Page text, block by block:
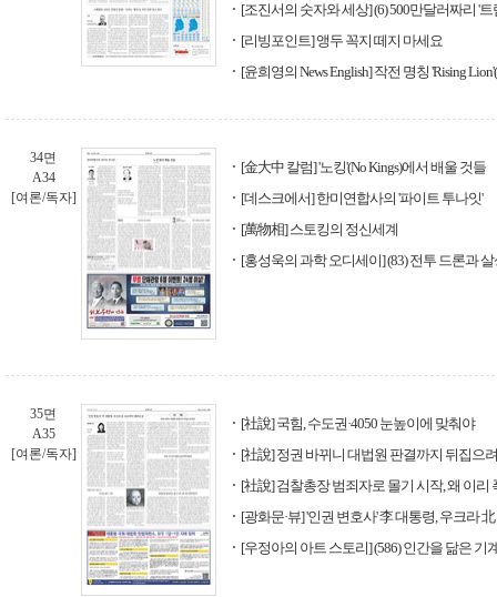
[조진서의 숫자와 세상] (6) 500만달러짜리 '트
[리빙포인트] 앵두 꼭지 떼지 마세요
[윤희영의 News English] 작전 명칭 'Rising
34면
A34
[여론/독자]
[金大中 칼럼] '노킹'(No Kings)에서 배울 것들
[데스크에서] 한미연합사의 '파이트 투나잇'
[萬物相] 스토킹의 정신세계
[홍성욱의 과학 오디세이] (83) 전투 드론과
35면
A35
[여론/독자]
[社說] 국힘, 수도권·4050 눈높이에 맞춰야
[社說] 정권 바뀌니 대법원 판결까지 뒤집으
[社說] 검찰총장 범죄자로 몰기 시작, 왜 이리
[광화문·뷰] '인권 변호사' 李 대통령, 우크라
[우정아의 아트 스토리] (586) 인간을 닮은 기